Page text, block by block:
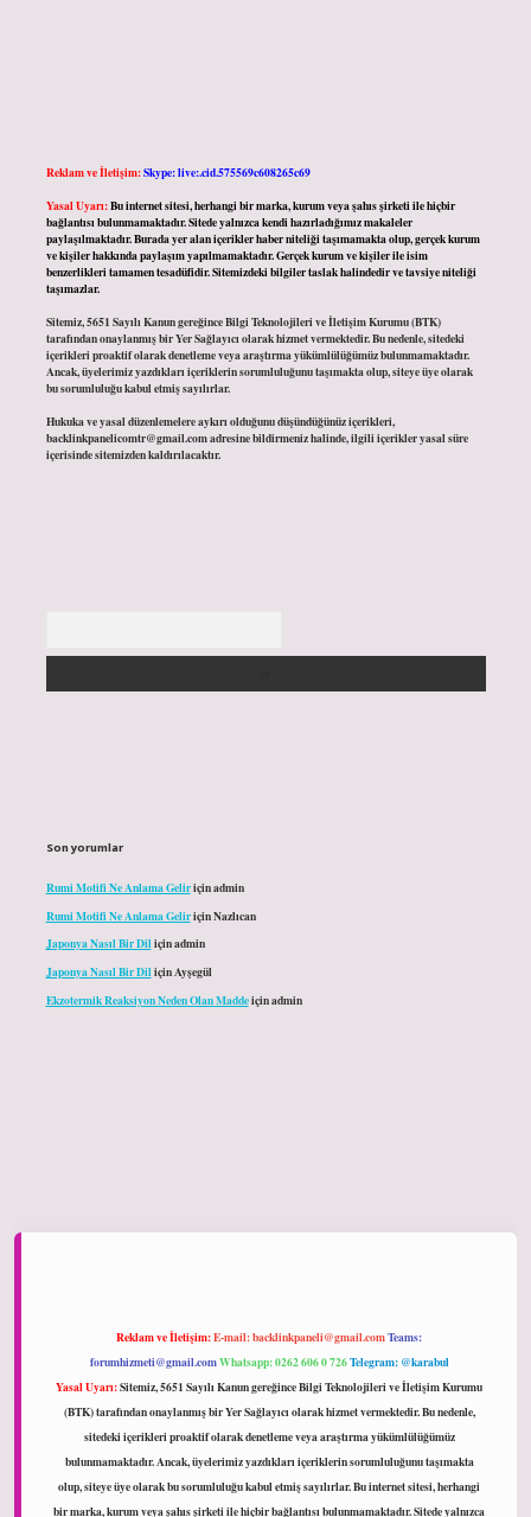
Reklam ve İletişim:Skype: live:.cid.575569c608265c69
Yasal Uyarı:Bu internet sitesi, herhangi bir marka, kurum veya şahıs şirketi ile hiçbir
bağlantısı bulunmamaktadır. Sitede yalnızca kendi hazırladığımız makaleler
paylaşılmaktadır. Burada yer alan içerikler haber niteliği taşımamakta olup, gerçek kurum
ve kişiler hakkında paylaşım yapılmamaktadır. Gerçek kurum ve kişiler ile isim
benzerlikleri tamamen tesadüfidir. Sitemizdeki bilgiler taslak halindedir ve tavsiye niteliği
taşımazlar.
Sitemiz, 5651 Sayılı Kanun gereğince Bilgi Teknolojileri ve İletişim Kurumu (BTK)
tarafından onaylanmış bir Yer Sağlayıcı olarak hizmet vermektedir. Bu nedenle, sitedeki
içerikleri proaktif olarak denetleme veya araştırma yükümlülüğümüz bulunmamaktadır.
Ancak, üyelerimiz yazdıkları içeriklerin sorumluluğunu taşımakta olup, siteye üye olarak
bu sorumluluğu kabul etmiş sayılırlar.
Hukuka ve yasal düzenlemelere aykırı olduğunu düşündüğünüz içerikleri,
backlinkpanelicomtr@gmail.comadresine bildirmeniz halinde, ilgili içerikler yasal süre
içerisinde sitemizden kaldırılacaktır.
Son yorumlar
Rumi Motifi Ne Anlama Geliriçinadmin
Rumi Motifi Ne Anlama GeliriçinNazlıcan
Japonya Nasıl Bir Diliçinadmin
Japonya Nasıl Bir DiliçinAyşegül
Ekzotermik Reaksiyon Neden Olan Maddeiçinadmin
Reklam ve İletişim:E-mail:backlinkpaneli@gmail.comTeams:
forumhizmeti@gmail.comWhatsapp: 0262 606 0 726Telegram: @karabul
Yasal Uyarı:Sitemiz, 5651 Sayılı Kanun gereğince Bilgi Teknolojileri ve İletişim Kurumu
(BTK) tarafından onaylanmış bir Yer Sağlayıcı olarak hizmet vermektedir. Bu nedenle,
sitedeki içerikleri proaktif olarak denetleme veya araştırma yükümlülüğümüz
bulunmamaktadır. Ancak, üyelerimiz yazdıkları içeriklerin sorumluluğunu taşımakta
olup, siteye üye olarak bu sorumluluğu kabul etmiş sayılırlar. Bu internet sitesi, herhangi
bir marka, kurum veya şahıs şirketi ile hiçbir bağlantısı bulunmamaktadır. Sitede yalnızca